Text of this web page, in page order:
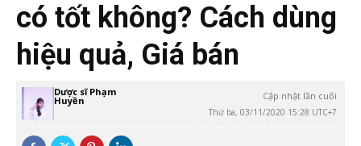
có tốt không? Cách dùng
hiệu quả, Giá bán
Dược sĩ Phạm
Huyền Cập nhật lần cuối
Thứ ba, 03/11/2020 15:28 UTC+7